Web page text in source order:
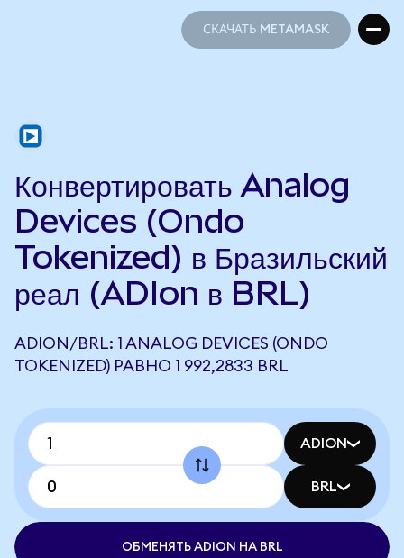
СКАЧАТЬ METAMASK
Конвертировать Analog
Devices (Ondo
Tokenized) в Бразильский
реал (ADIon в BRL)
ADION/BRL: 1 ANALOG DEVICES (ONDO
TOKENIZED) РАВНО 1 992,2833 BRL
ADION
BRL
ОБМЕНЯТЬ ADION НА BRL